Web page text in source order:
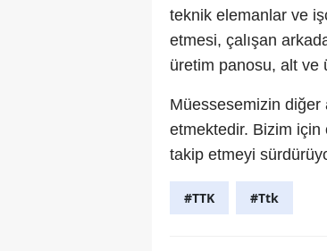
teknik elemanlar ve
etmesi, çalışan
üretim panosu, alt ve
Müessesemizin diğer
etmektedir. Bizim için
takip etmeyi
#TTK #Ttk